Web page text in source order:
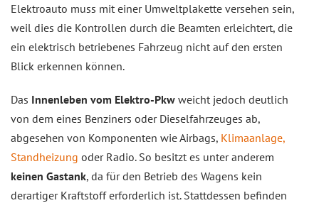
Elektroauto muss mit einer Umweltplakette versehen sein,
weil dies die Kontrollen durch die Beamten erleichtert, die
ein elektrisch betriebenes Fahrzeug nicht auf den ersten
Blick erkennen können.
Das Innenleben vom Elektro-Pkw weicht jedoch deutlich
von dem eines Benziners oder Dieselfahrzeuges ab,
abgesehen von Komponenten wie Airbags, Klimaanlage,
Standheizung oder Radio. So besitzt es unter anderem
keinen Gastank, da für den Betrieb des Wagens kein
derartiger Kraftstoff erforderlich ist. Stattdessen befinden